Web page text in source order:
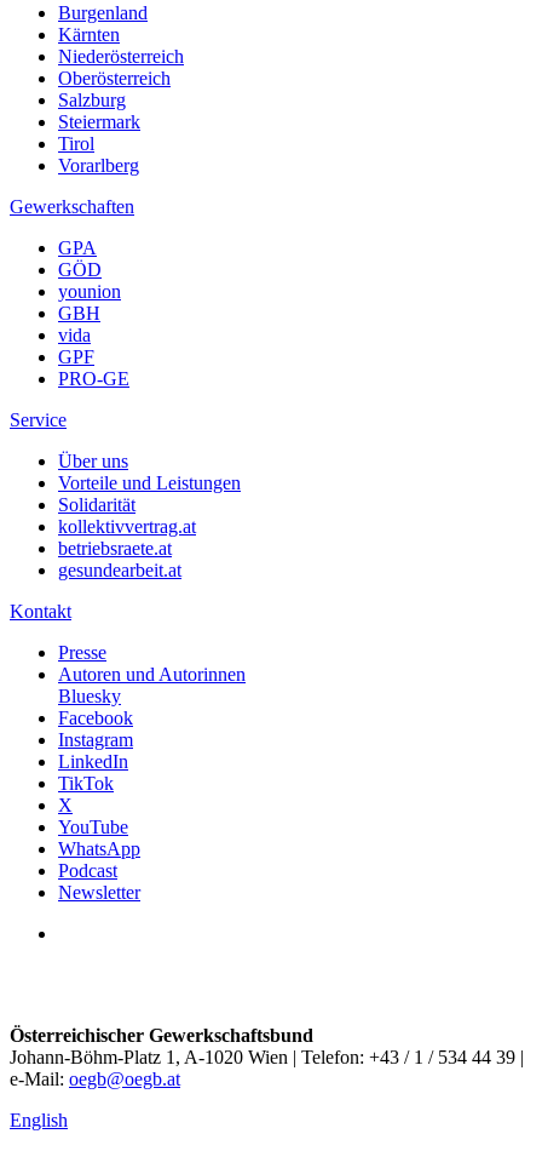
Burgenland
Kärnten
Niederösterreich
Oberösterreich
Salzburg
Steiermark
Tirol
Vorarlberg
Gewerkschaften
GPA
GÖD
younion
GBH
vida
GPF
PRO-GE
Service
Über uns
Vorteile und Leistungen
Solidarität
kollektivvertrag.at
betriebsraete.at
gesundearbeit.at
Kontakt
Presse
Autoren und Autorinnen
Bluesky
Facebook
Instagram
LinkedIn
TikTok
X
YouTube
WhatsApp
Podcast
Newsletter
Österreichischer Gewerkschaftsbund
Johann-Böhm-Platz 1, A-1020 Wien | Telefon: +43 / 1 / 534 44 39 |
e-Mail: oegb@oegb.at
English